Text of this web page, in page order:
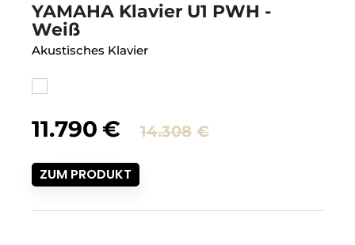
YAMAHA Klavier U1 PWH -
Weiß
Akustisches Klavier
14.308 €
14.308€
11.790 €
Aktueller
11.790€.
ZUM PRODUKT